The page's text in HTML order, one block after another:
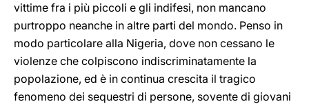
vittime fra i più piccoli e gli indifesi, non mancano
purtroppo neanche in altre parti del mondo. Penso in
modo particolare alla Nigeria, dove non cessano le
violenze che colpiscono indiscriminatamente la
popolazione, ed è in continua crescita il tragico
fenomeno dei sequestri di persone, sovente di giovani